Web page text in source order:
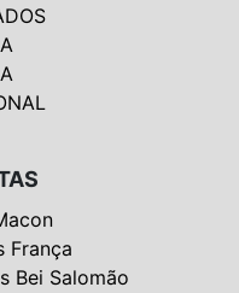
França
Bei Salomão